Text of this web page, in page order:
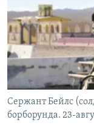
АЗАТТЫК+
ЫҢГАЙСЫЗ
ЭЕ/АРнун
Сержант Бейлс
борборунда. 23-